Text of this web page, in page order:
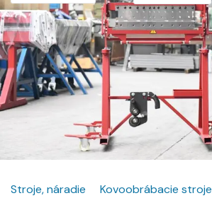
Stroje, náradie Kovoobrábacie stroje